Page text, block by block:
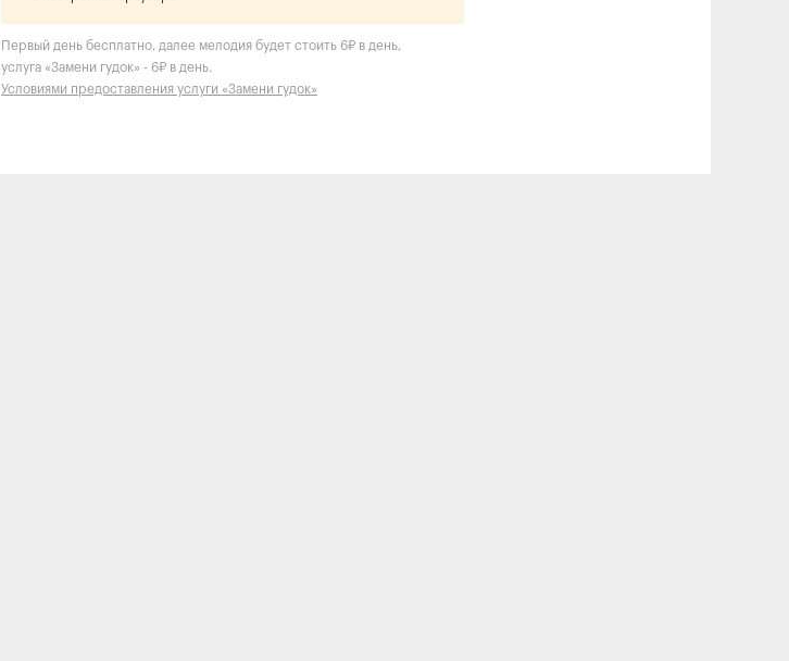
Первый день бесплатно, далее мелодия будет стоить 6₽ в день,
услуга «Замени гудок» - 6₽ в день.
Условиями предоставления услуги «Замени гудок»